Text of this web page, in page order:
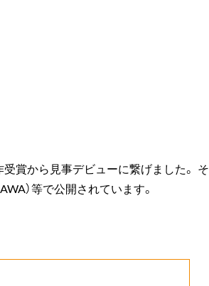
賞から見事デビューに繋げました。 そ
）等で公開されています。